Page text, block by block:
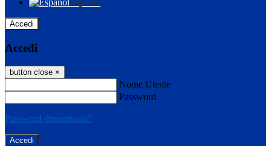
Español
Accedi
Accedi
button close ×
Nome Utente
Password
Password dimenticata?